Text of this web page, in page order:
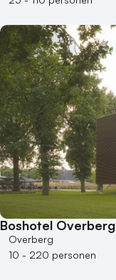
Boshotel Overberg
Overberg
10 - 220 personen